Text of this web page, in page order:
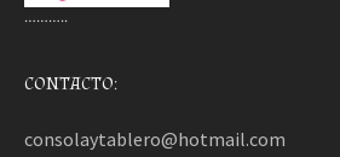
………..
CONTACTO:
consolaytablero@hotmail.com